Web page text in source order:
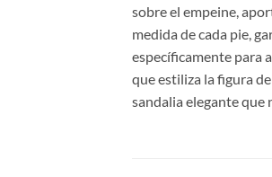
sobre el empeine,
medida de cada pie,
específicamente para
que estiliza la figura
sandalia elegante que